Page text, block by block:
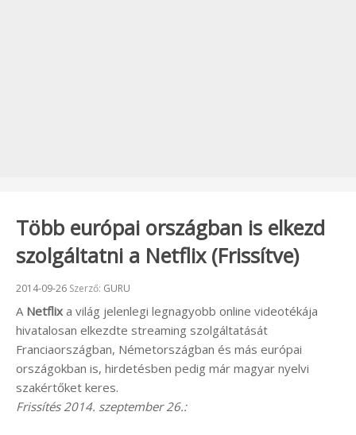
Több európai országban is elkezd
szolgáltatni a Netflix (Frissítve)
Beküldve:
2014-09-26 Szerző: GURU
A Netflix a világ jelenlegi legnagyobb online videotékája
hivatalosan elkezdte streaming szolgáltatását
Franciaországban, Németországban és más európai
országokban is, hirdetésben pedig már magyar nyelvi
szakértőket keres.
Frissítés 2014. szeptember 26.: